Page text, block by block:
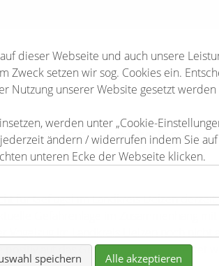
bestehen
für Geflügel im Landkreis Uelzen
Gefahrenlage im Zusammenhang
Vogelzug im Landkreis Uelzen noch nicht
auf das Geflügelpestvirus getestet
dieser Webseite und auch unsere
Zweck setzen wir sog. Cookies ein.
Nutzung unserer Website gesetzt werden
werden unter „Cookie-
ändern / widerrufen indem Sie
unteren Ecke der Webseite klicken.
speichern Alle akzeptieren